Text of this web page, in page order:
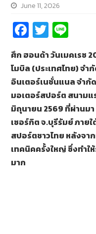
June 11, 2026
Fa
ce
b
o
o
k
T
wi
tt
er
e
ศึก ฮอนด้า วันเมคเรซ
โมบิล (ประเทศไทย) จ
อินเตอร์เนชั่นแนล จำกั
มอเตอร์สปอร์ต สนาม
มิถุนายน 2569 ที่ผ่านม
เซอร์กิต จ.บุรีรัมย์ ภาย
สปอร์ตชาวไทย หลังจ
เทคนิคครั้งใหญ่ ซึ่งทำใ
มาก